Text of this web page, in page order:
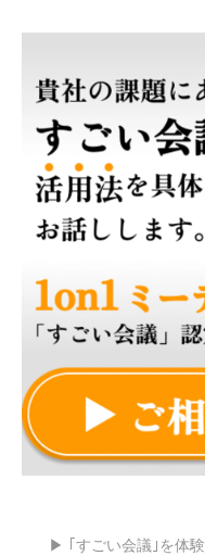
▶ ｢すごい会議｣を体